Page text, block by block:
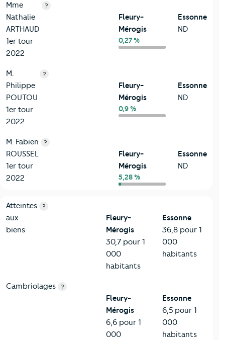
Mme
Nathalie
ARTHAUD
1er tour
2022
?
Fleury-
Mérogis
0,27 %
Essonne
ND
M.
Philippe
POUTOU
1er tour
2022
?
Fleury-
Mérogis
0,9 %
Essonne
ND
M. Fabien
ROUSSEL
1er tour
2022
?
Fleury-
Mérogis
5,28 %
Essonne
ND
7-Sécurité
Critères
Atteintes
aux
biens
?
Fleury-
Mérogis
30,7 pour 1
000
habitants
Essonne
36,8 pour 1
000
habitants
Cambriolages ?
Fleury-
Mérogis
6,6 pour 1
000
Essonne
6,5 pour 1
000
habitants